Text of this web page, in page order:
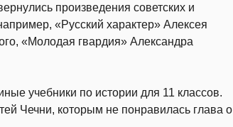
произведения советских и
«Русский характер» Алексея
«Молодая гвардия» Александра
учебники по истории для 11 классов.
Чечни, которым не понравилась глава о